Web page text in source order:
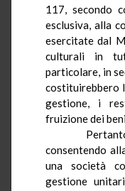
117, secondo
esclusiva, alla
esercitate dal
culturali in
particolare, in
costituirebbero
gestione, i
fruizione dei
consentendo
una società
gestione